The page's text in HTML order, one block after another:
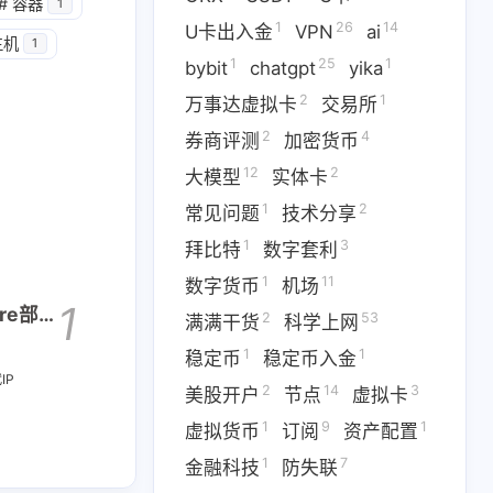
二月 2026 一月 2026
3篇
容器 1
1
部署 1
U卡出入金 1 VPN 26 ai 14
bybit 1 chatgpt 25 yika 1
万事达虚拟卡 2 交易所 1
券商评测 2 加密货币 4
大模型 12 实体卡 2
常见问题 1 技术分享 2
拜比特 1 数字套利 3
数字货币 1 机场 11
满满干货 2 科学上网 53
稳定币 1 稳定币入金 1
美股开户 2 节点 14 虚拟卡 3
虚拟货币 1 订阅 9 资产配置 1
金融科技 1 防失联 7